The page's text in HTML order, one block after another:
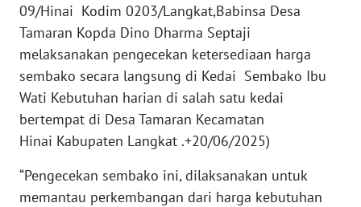
09/Hinai Kodim 0203/Langkat,Babinsa Desa
Tamaran Kopda Dino Dharma Septaji
melaksanakan pengecekan ketersediaan harga
sembako secara langsung di Kedai Sembako Ibu
Wati Kebutuhan harian di salah satu kedai
bertempat di Desa Tamaran Kecamatan
Hinai Kabupaten Langkat .+20/06/2025)
“Pengecekan sembako ini, dilaksanakan untuk
memantau perkembangan dari harga kebutuhan
REDAKSI
DISCLAIMER
Wahana
Regional